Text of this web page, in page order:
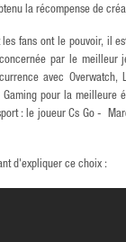
la récompense de
fans ont le pouvoir, il
par le meilleur
avec Overwatch,
pour la meilleure
: le joueur Cs Go -
d'expliquer ce choix :